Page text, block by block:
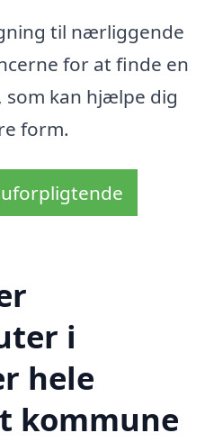
til nærliggende
for at finde en
kan hjælpe dig
form.
i
hele
kommune